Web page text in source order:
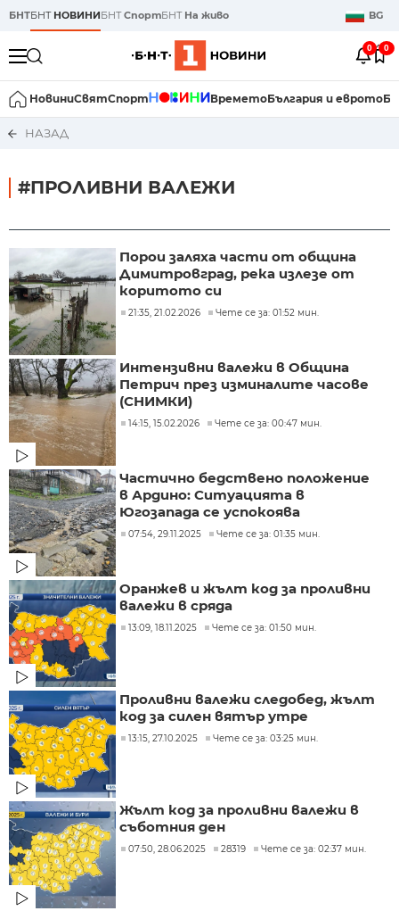
БНТБНТ НОВИНИБНТСпортБНТ На живо BG
0 0
НовиниСвятСпорт ВреметоБългария и еврото
НАЗАД
#ПРОЛИВНИ ВАЛЕЖИ
Порои заляха части от община
Димитровград, река излезе от
коритото си
21:35, 21.02.2026 Чете се за: 01:52 мин.
Интензивни валежи в Община
Петрич през изминалите часове
(СНИМКИ)
14:15, 15.02.2026 Чете се за: 00:47 мин.
Частично бедствено положение
в Ардино: Ситуацията в
Югозапада се успокоява
07:54, 29.11.2025 Чете се за: 01:35 мин.
Оранжев и жълт код за проливни
валежи в сряда
13:09, 18.11.2025 Чете се за: 01:50 мин.
Проливни валежи следобед, жълт
код за силен вятър утре
13:15, 27.10.2025 Чете се за: 03:25 мин.
Жълт код за проливни валежи в
съботния ден
07:50, 28.06.2025 28319 Чете се за: 02:37 мин.